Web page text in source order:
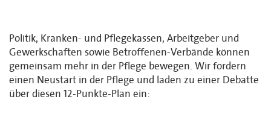
Politik, Kranken- und Pflegekassen, Arbeitgeber und
Gewerkschaften sowie Betroffenen-Verbände können
gemeinsam mehr in der Pflege bewegen. Wir fordern
einen Neustart in der Pflege und laden zu einer Debatte
über diesen 12-Punkte-Plan ein: